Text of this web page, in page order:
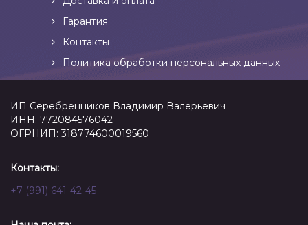
Гарантия
Контакты
Политика обработки персональных данных
ИП Серебренников Владимир Валерьевич
ИНН: 772084576042
ОГРНИП: 318774600019560
Контакты:
+7 (991) 641-42-45